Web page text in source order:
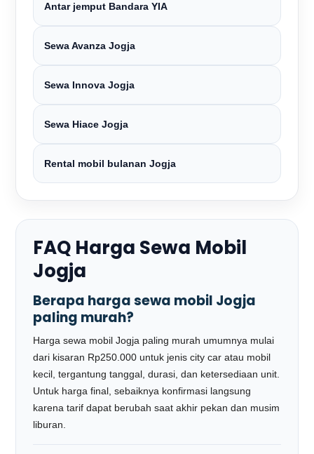
Antar jemput Bandara YIA
Sewa Avanza Jogja
Sewa Innova Jogja
Sewa Hiace Jogja
Rental mobil bulanan Jogja
FAQ Harga Sewa Mobil
Jogja
Berapa harga sewa mobil Jogja
paling murah?
Harga sewa mobil Jogja paling murah umumnya mulai
dari kisaran Rp250.000 untuk jenis city car atau mobil
kecil, tergantung tanggal, durasi, dan ketersediaan unit.
Untuk harga final, sebaiknya konfirmasi langsung
karena tarif dapat berubah saat akhir pekan dan musim
liburan.